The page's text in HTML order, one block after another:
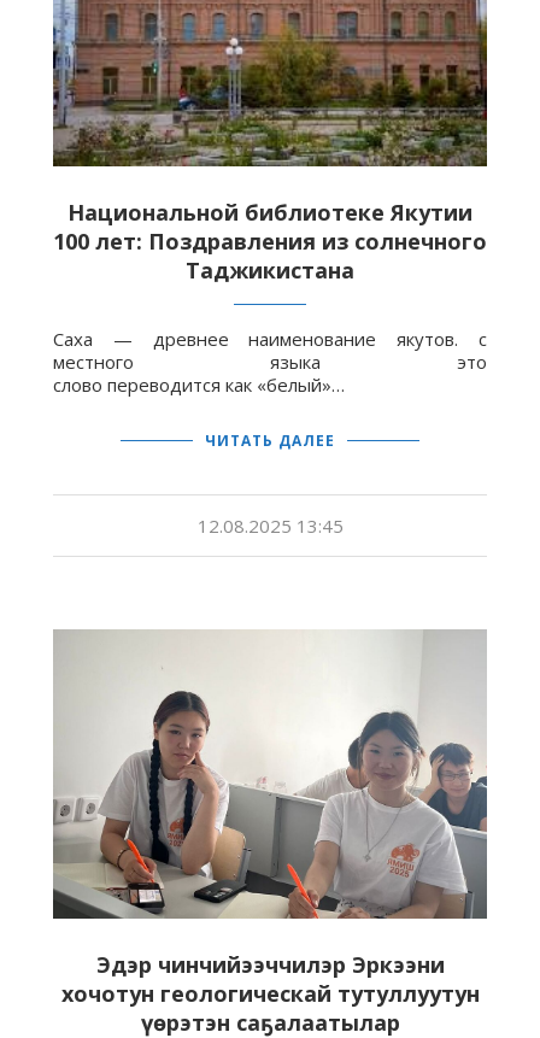
Национальной библиотеке Якутии
100 лет: Поздравления из солнечного
Таджикистана
Саха — древнее наименование якутов. с
местного языка это
слово переводится как «белый»…
ЧИТАТЬ ДАЛЕЕ
12.08.2025 13:45
Эдэр чинчийээччилэр Эркээни
хочотун геологическай тутуллуутун
үөрэтэн саҕалаатылар